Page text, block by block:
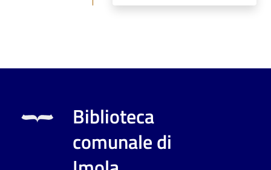
Biblioteca
comunale di